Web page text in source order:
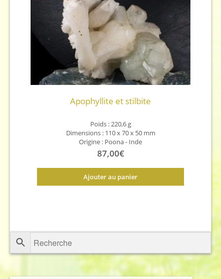
Apophyllite et stilbite
Poids : 220,6 g
Dimensions : 110 x 70 x 50 mm
Origine : Poona - Inde
87,00€
Ajouter au panier